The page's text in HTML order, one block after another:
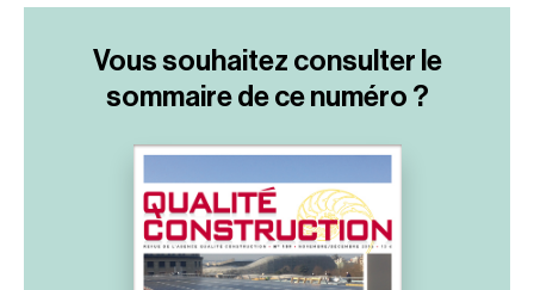
Vous souhaitez consulter le
sommairede ce numéro ?